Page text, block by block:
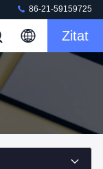
86-21-59159725
Zitat